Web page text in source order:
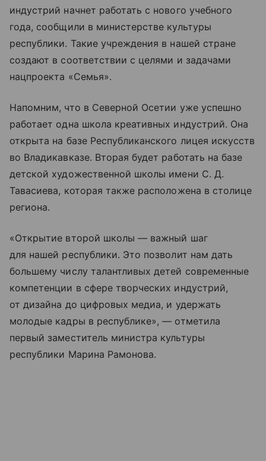
индустрий начнет работать с нового учебного
года, сообщили в министерстве культуры
республики. Такие учреждения в нашей стране
создают в соответствии с целями и задачами
нацпроекта «Семья».
Напомним, что в Северной Осетии уже успешно
работает одна школа креативных индустрий. Она
открыта на базе Республиканского лицея искусств
во Владикавказе. Вторая будет работать на базе
детской художественной школы имени С. Д.
Тавасиева, которая также расположена в столице
региона.
«Открытие второй школы — важный шаг
для нашей республики. Это позволит нам дать
большему числу талантливых детей современные
компетенции в сфере творческих индустрий,
от дизайна до цифровых медиа, и удержать
молодые кадры в республике», — отметила
первый заместитель министра культуры
республики Марина Рамонова.